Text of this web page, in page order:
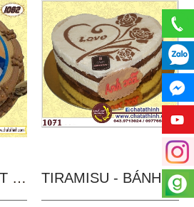
BÁNH SINH NHẬT IN... TIRAMISU - BÁNH TẶNG...